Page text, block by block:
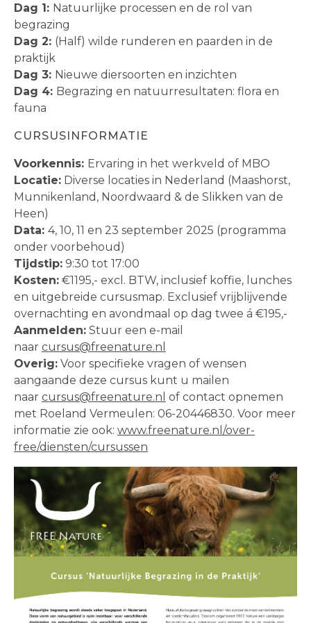
Dag 1: Natuurlijke processen en de rol van
begrazing
Dag 2: (Half) wilde runderen en paarden in de
praktijk
Dag 3: Nieuwe diersoorten en inzichten
Dag 4: Begrazing en natuurresultaten: flora en
fauna
CURSUSINFORMATIE
Voorkennis: Ervaring in het werkveld of MBO
Locatie: Diverse locaties in Nederland (Maashorst,
Munnikenland, Noordwaard & de Slikken van de
Heen)
Data: 4, 10, 11 en 23 september 2025 (programma
onder voorbehoud)
Tijdstip: 9:30 tot 17:00
Kosten: €1195,- excl. BTW, inclusief koffie, lunches
en uitgebreide cursusmap. Exclusief vrijblijvende
overnachting en avondmaal op dag twee á €195,-
Aanmelden: Stuur een e-mail
naar cursus@freenature.nl
Overig: Voor specifieke vragen of wensen
aangaande deze cursus kunt u mailen
naar cursus@freenature.nl of contact opnemen
met Roeland Vermeulen: 06-20446830. Voor meer
informatie zie ook: www.freenature.nl/over-
free/diensten/cursussen